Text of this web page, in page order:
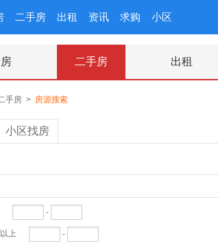
二手房 出租 资讯 求购 小区
二手房 出租
手房 > 房源搜索
小区找房
-
上 -